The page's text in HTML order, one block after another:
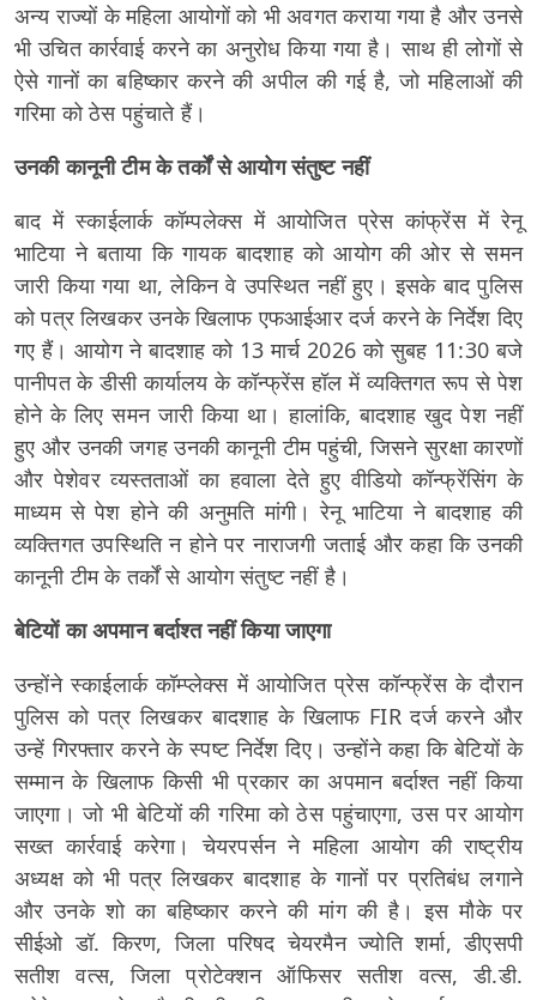
अन्य राज्यों के महिला आयोगों को भी अवगत कराया गया है और उनसे
भी उचित कार्रवाई करने का अनुरोध किया गया है। साथ ही लोगों से
ऐसे गानों का बहिष्कार करने की अपील की गई है, जो महिलाओं की
गरिमा को ठेस पहुंचाते हैं।
उनकी कानूनी टीम के तर्कों से आयोग संतुष्ट नहीं
बाद में स्काईलार्क कॉम्पलेक्स में आयोजित प्रेस कांफ्रेंस में रेनू
भाटिया ने बताया कि गायक बादशाह को आयोग की ओर से समन
जारी किया गया था, लेकिन वे उपस्थित नहीं हुए। इसके बाद पुलिस
को पत्र लिखकर उनके खिलाफ एफआईआर दर्ज करने के निर्देश दिए
गए हैं। आयोग ने बादशाह को 13 मार्च 2026 को सुबह 11:30 बजे
पानीपत के डीसी कार्यालय के कॉन्फ्रेंस हॉल में व्यक्तिगत रूप से पेश
होने के लिए समन जारी किया था। हालांकि, बादशाह खुद पेश नहीं
हुए और उनकी जगह उनकी कानूनी टीम पहुंची, जिसने सुरक्षा कारणों
और पेशेवर व्यस्तताओं का हवाला देते हुए वीडियो कॉन्फ्रेंसिंग के
माध्यम से पेश होने की अनुमति मांगी। रेनू भाटिया ने बादशाह की
व्यक्तिगत उपस्थिति न होने पर नाराजगी जताई और कहा कि उनकी
कानूनी टीम के तर्कों से आयोग संतुष्ट नहीं है।
बेटियों का अपमान बर्दाश्त नहीं किया जाएगा
उन्होंने स्काईलार्क कॉम्प्लेक्स में आयोजित प्रेस कॉन्फ्रेंस के दौरान
पुलिस को पत्र लिखकर बादशाह के खिलाफ FIR दर्ज करने और
उन्हें गिरफ्तार करने के स्पष्ट निर्देश दिए। उन्होंने कहा कि बेटियों के
सम्मान के खिलाफ किसी भी प्रकार का अपमान बर्दाश्त नहीं किया
जाएगा। जो भी बेटियों की गरिमा को ठेस पहुंचाएगा, उस पर आयोग
सख्त कार्रवाई करेगा। चेयरपर्सन ने महिला आयोग की राष्ट्रीय
अध्यक्ष को भी पत्र लिखकर बादशाह के गानों पर प्रतिबंध लगाने
और उनके शो का बहिष्कार करने की मांग की है। इस मौके पर
सीईओ डॉ. किरण, जिला परिषद चेयरमैन ज्योति शर्मा, डीएसपी
सतीश वत्स, जिला प्रोटेक्शन ऑफिसर सतीश वत्स, डी.डी.